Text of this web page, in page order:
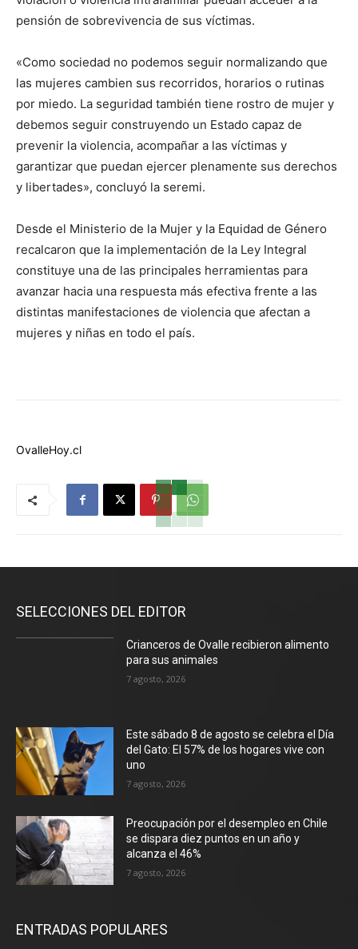
pensión de sobrevivencia de sus víctimas.
«Como sociedad no podemos seguir normalizando que
las mujeres cambien sus recorridos, horarios o rutinas
por miedo. La seguridad también tiene rostro de mujer y
debemos seguir construyendo un Estado capaz de
prevenir la violencia, acompañar a las víctimas y
garantizar que puedan ejercer plenamente sus derechos
y libertades», concluyó la seremi.
Desde el Ministerio de la Mujer y la Equidad de Género
recalcaron que la implementación de la Ley Integral
constituye una de las principales herramientas para
avanzar hacia una respuesta más efectiva frente a las
distintas manifestaciones de violencia que afectan a
mujeres y niñas en todo el país.
OvalleHoy.cl
SELECCIONES DEL EDITOR
Crianceros de Ovalle recibieron alimento
para sus animales
7 agosto, 2026
Este sábado 8 de agosto se celebra el Día
del Gato: El 57% de los hogares vive con
uno
7 agosto, 2026
Preocupación por el desempleo en Chile
se dispara diez puntos en un año y
alcanza el 46%
7 agosto, 2026
ENTRADAS POPULARES